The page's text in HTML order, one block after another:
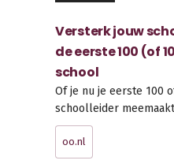
Versterk jouw
de eerste 100 (of
school
Of je nu je eerste 100
schoolleider
oo.nl